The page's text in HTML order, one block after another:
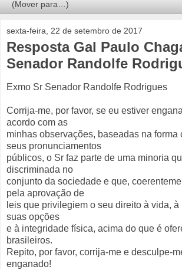
sexta-feira, 22 de setembro de 2017
Resposta Gal Paulo
Senador Randolfe
Exmo Sr Senador Randolfe Rodrigues
Corrija-me, por favor, se eu estiver
acordo com as
minhas observações, baseadas na forma
seus pronunciamentos
públicos, o Sr faz parte de uma minoria
discriminada no
conjunto da sociedade e que,
pela aprovação de
leis que privilegiem o seu direito à vida,
suas opções
e à integridade física, acima do que é
brasileiros.
Repito, por favor, corrija-me e desculpe-
enganado!